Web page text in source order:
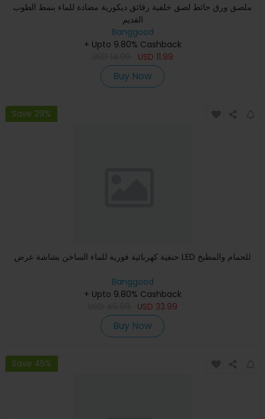
ملصق ورق حائط لصق خلفية رقائق ديكورية مضادة للماء بنمط الطوب
القديم
Banggood
+ Upto 9.80% Cashback
USD 11.99
Buy Now
Save 29%
حنفية كهربائية فورية للماء الساخن بشاشة عرض LED للحمام والمطبخ
Banggood
+ Upto 9.80% Cashback
USD 33.99
Buy Now
Save 45%